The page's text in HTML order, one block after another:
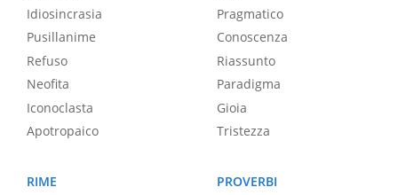
Idiosincrasia
Pusillanime
Refuso
Neofita
Iconoclasta
Apotropaico
Pragmatico
Conoscenza
Riassunto
Paradigma
Gioia
Tristezza
RIME
PROVERBI